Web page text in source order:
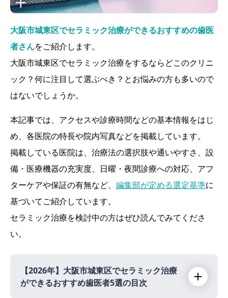
大阪市城東区でセラミック治療ができるおすすめの歯医
者さんをご紹介します。
大阪市城東区でセラミック治療をするならどこのクリニ
ック？何に注目して選ぶべき？とお悩みの方も多いので
はないでしょうか。
本記事では、アクセスや診療時間などの基本情報をはじ
め、各医院の特長や院内写真などを掲載しています。
掲載している医院は、治療法の選択肢や通いやすさ、設
備・医療機器の充実度、日曜・夜間診療への対応、アフ
ターケアや保証の有無など、 編集部が定める選定基準に
基づいてご紹介しています。
セラミック治療を検討中の方はぜひ読んでみてくださ
い。
【2026年】 大阪市城東区でセラミック治療
ができるおすすめ歯医者5選の目次